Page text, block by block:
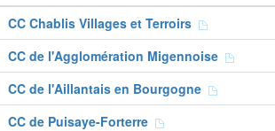
CC Chablis Villages et Terroirs
CC de l'Agglomération Migennoise
CC de l'Aillantais en Bourgogne
CC de Puisaye-Forterre